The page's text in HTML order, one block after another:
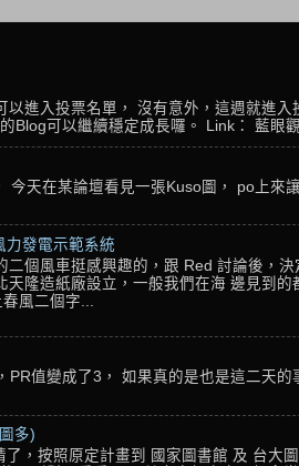
以進入投票名單， 沒有意外，這週就進
Blog可以繼續穩定成長囉。 Link： 藍
今天在某論壇看見一張Kuso圖， po上
力發電示範系統
二個風車挺感興趣的，跟 Red 討論後，
天隆造紙廠設立，一般我們在海 邊見到
風二個字...
PR值變成了3， 如果真的是也是這二天
多)
，按照原定計畫到 國家圖書館 及 台大